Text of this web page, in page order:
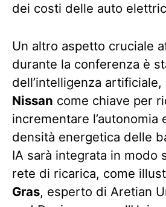
dei costi delle auto
Un altro aspetto cruciale
durante la conferenza è
dell’intelligenza
Nissan come chiave per
incrementare l’autonomia
densità energetica delle
IA sarà integrata in modo
rete di ricarica, come
Gras, esperto di Aretian